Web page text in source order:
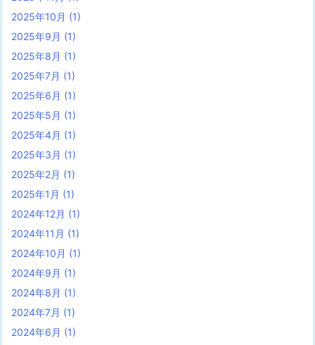
2025年10月 (1)
2025年9月 (1)
2025年8月 (1)
2025年7月 (1)
2025年6月 (1)
2025年5月 (1)
2025年4月 (1)
2025年3月 (1)
2025年2月 (1)
2025年1月 (1)
2024年12月 (1)
2024年11月 (1)
2024年10月 (1)
2024年9月 (1)
2024年8月 (1)
2024年7月 (1)
2024年6月 (1)